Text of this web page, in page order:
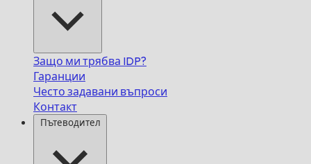
Защо ми трябва IDP?
Гаранции
Често задавани въпроси
Контакт
Пътеводител